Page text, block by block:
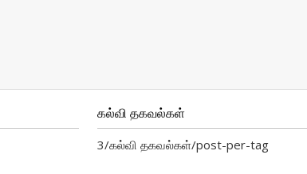
கல்வி தகவல்கள்
3/கல்வி தகவல்கள்/post-per-tag